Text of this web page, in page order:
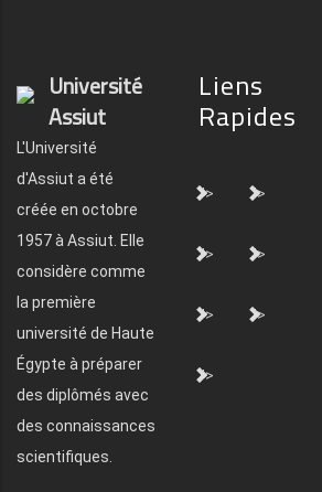
Université
Assiut
L'Université
d'Assiut a été
créée en octobre
1957 à Assiut. Elle
considère comme
la première
université de Haute
Égypte à préparer
des diplômés avec
des connaissances
scientifiques.
Liens
Rapides
"> ">
"> ">
"> ">
">